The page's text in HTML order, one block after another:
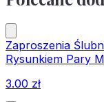
Zaproszenia
Rysunkiem Pary
3.00 zł